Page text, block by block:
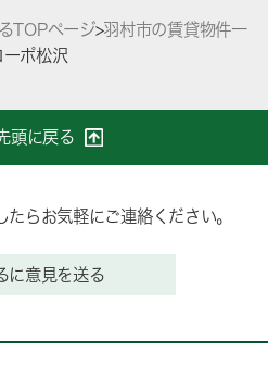
TOPページ>羽村市の賃貸物件一
ーポ松沢
頭に戻る
らお気軽にご連絡ください。
に意見を送る